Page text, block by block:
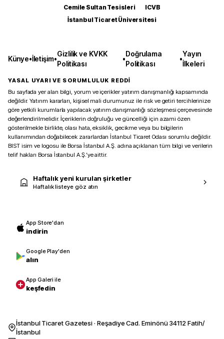
Cemile Sultan Tesisleri
ICVB
İstanbul Ticaret Üniversitesi
Künye•İletişim•
Gizlilik ve KVKK
Politikası
•
Doğrulama
Politikası
•
Yayın
İlkeleri
YASAL UYARI VE SORUMLULUK REDDİ
Bu sayfada yer alan bilgi, yorum ve içerikler yatırım danışmanlığı kapsamında
değildir. Yatırım kararları, kişisel mali durumunuz ile risk ve getiri tercihlerinize
göre yetkili kurumlarla yapılacak yatırım danışmanlığı sözleşmesi çerçevesinde
değerlendirilmelidir. İçeriklerin doğruluğu ve güncelliği için azami özen
gösterilmekle birlikte, olası hata, eksiklik, gecikme veya bu bilgilerin
kullanımından doğabilecek zararlardan İstanbul Ticaret Odası sorumlu değildir.
BIST isim ve logosu ile Borsa İstanbul A.Ş. adına açıklanan tüm bilgi ve verilerin
telif hakları Borsa İstanbul A.Ş.’ye aittir.
Haftalık yeni kurulan şirketler
Haftalık listeye göz atın
App Store'dan
indirin
Google Play'den
alın
App Galeri ile
keşfedin
İstanbul Ticaret Gazetesi · Reşadiye Cad. Eminönü 34112 Fatih/
İstanbul